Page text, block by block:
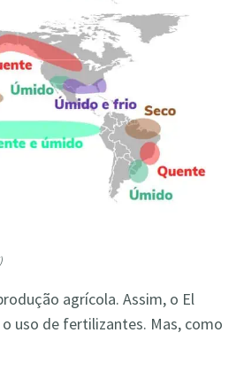
agrícola. Assim, o El
uso de fertilizantes. Mas, como